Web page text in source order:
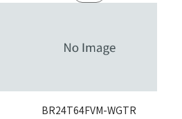
BR24T64FVM-WGTR